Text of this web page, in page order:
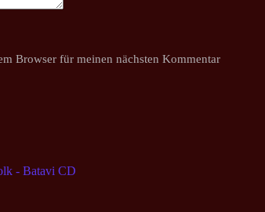
Browser für meinen nächsten Kommentar